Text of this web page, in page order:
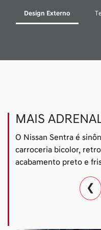
Design Externo
MAIS
O Nissan Sentra é
carroceria bicolor,
acabamento preto e
❮